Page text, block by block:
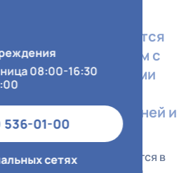
08:00-16:30
536-01-00
сетях
где оказывается
помощь пациентам с
и метастатическими
а также
мягких тканей и
нашего центра заключается в